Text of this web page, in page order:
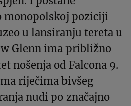
monopolskoj poziciji
u lansiranju tereta u
Glenn ima približno
nošenja od Falcona 9.
riječima bivšeg
nudi po značajno